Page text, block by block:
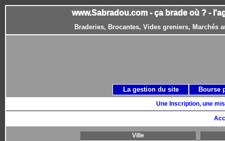
www.Sabradou.com - ça brade où ? -
Braderies, Brocantes, Vides greniers, Marchés
Une Inscription, une
Ville
La gestion du site Bourse